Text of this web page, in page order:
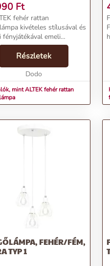
Ft
fehér rattan
kivételes stílusával és
fényjátékával emeli
otthonod
A fémből készült
természetes, fehér rattan
fonják körbe, így bárme...
Részletek
Dodo
mint ALTEK fehér rattan
FEHÉR/FÉM,
TYP 1